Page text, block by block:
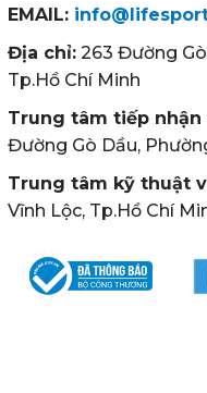
EMAIL:
Địa chỉ: 263 Đường
Tp.Hồ Chí Minh
Trung tâm tiếp
Đường Gò Dầu,
Trung tâm kỹ thuật
Vĩnh Lộc, Tp.Hồ Chí